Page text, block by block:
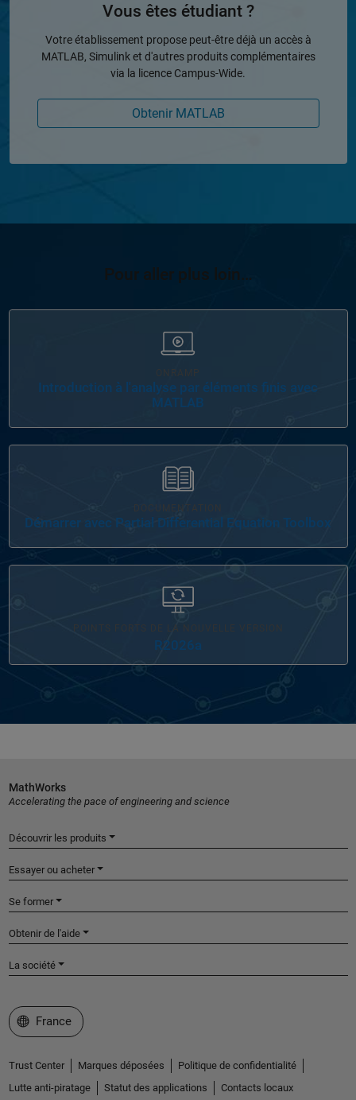
Vous êtes étudiant ?
Votre établissement propose peut-être déjà un accès à
MATLAB, Simulink et d'autres produits complémentaires
via la licence Campus-Wide.
Obtenir MATLAB
Pour aller plus loin…
Introduction à l'analyse par éléments finis avec
MATLAB
DOCUMENTATION
Démarrer avec Partial Differential Equation Toolbox
R2026a
MathWorks
Accelerating the pace of engineering and science
Découvrir les produits
Essayer ou acheter
Se former
Obtenir de l'aide
La société
Sélectionner un site web
France
Trust Center Marques déposées
Politique de confidentialité
Lutte anti-piratage
Statut des applications Contacts locaux